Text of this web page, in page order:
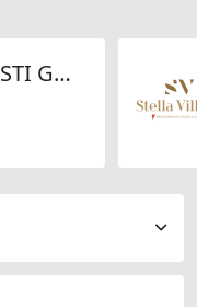
PIZZA PASTA NESTI GmbH